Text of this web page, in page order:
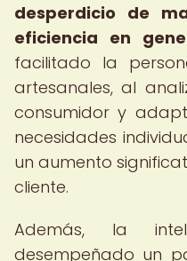
desperdicio de
eficiencia en
facilitado la
artesanales, al
consumidor y
necesidades
un aumento
cliente.
Además, la
desempeñado un